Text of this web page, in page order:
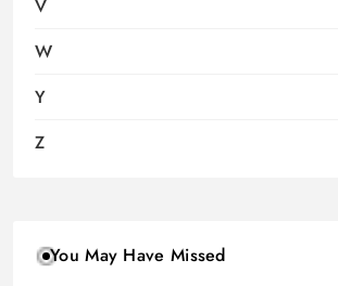
V
W
Y
Z
You May Have Missed